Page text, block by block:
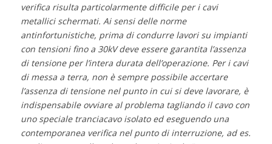
verifica risulta particolarmente difficile per i cavi
metallici schermati. Ai sensi delle norme
antinfortunistiche, prima di condurre lavori su impianti
con tensioni fino a 30kV deve essere garantita l’assenza
di tensione per l’intera durata dell’operazione. Per i cavi
di messa a terra, non è sempre possibile accertare
l’assenza di tensione nel punto in cui si deve lavorare, è
indispensabile ovviare al problema tagliando il cavo con
uno speciale tranciacavo isolato ed eseguendo una
contemporanea verifica nel punto di interruzione, ad es.